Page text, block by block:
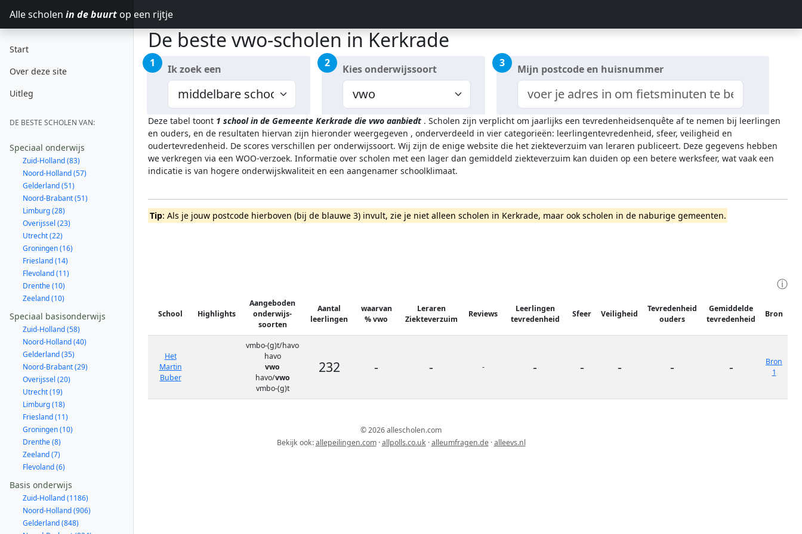
Alle scholen in de buurt op een rijtje
Start
Over deze site
Uitleg
DE BESTE SCHOLEN VAN:
Speciaal onderwijs
Zuid-Holland (83)
Noord-Holland (57)
Gelderland (51)
Noord-Brabant (51)
Limburg (28)
Overijssel (23)
Utrecht (22)
Groningen (16)
Friesland (14)
Flevoland (11)
Drenthe (10)
Zeeland (10)
Speciaal basisonderwijs
Zuid-Holland (58)
Noord-Holland (40)
Gelderland (35)
Noord-Brabant (29)
Overijssel (20)
Utrecht (19)
Limburg (18)
Friesland (11)
Groningen (10)
Drenthe (8)
Zeeland (7)
Flevoland (6)
Basis onderwijs
Zuid-Holland (1186)
Noord-Holland (906)
Gelderland (848)
De beste vwo-scholen in Kerkrade
1 Ik zoek een 2 Kies onderwijssoort 3 Mijn postcode en huisnummer
Deze tabel toont 1 school in de Gemeente Kerkrade die vwo aanbiedt . Scholen zijn verplicht om jaarlijks een tevredenheidsenquête af te nemen bij leerlingen
en ouders, en de resultaten hiervan zijn hieronder weergegeven , onderverdeeld in vier categorieën: leerlingentevredenheid, sfeer, veiligheid en
oudertevredenheid. De scores verschillen per onderwijssoort. Wij zijn de enige website die het ziekteverzuim van leraren publiceert. Deze gegevens hebben
we verkregen via een WOO-verzoek. Informatie over scholen met een lager dan gemiddeld ziekteverzuim kan duiden op een betere werksfeer, wat vaak een
indicatie is van hogere onderwijskwaliteit en een aangenamer schoolklimaat.
Tip: Als je jouw postcode hierboven (bij de blauwe 3) invult, zie je niet alleen scholen in Kerkrade, maar ook scholen in de naburige gemeenten.
ⓘ
School Highlights
Aangeboden
onderwijs-
soorten
Aantal
leerlingen
waarvan
% vwo
Leraren
Ziekteverzuim
Reviews
Leerlingen
tevredenheid
Sfeer Veiligheid
Tevredenheid
ouders
Gemiddelde
tevredenheid
Bron
Het
Martin
Buber
vmbo-(g)t/havo
havo
vwo
havo/vwo
vmbo-(g)t
232 - - - - - - - -
Bron
1
© 2026 allescholen.com
Bekijk ook:allepeilingen.com·allpolls.co.uk ·alleumfragen.de·alleevs.nl